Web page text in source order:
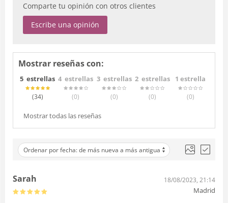
Comparte tu opinión con otros clientes
Escribe una opinión
Mostrar reseñas con:
5 estrellas
(34)
4 estrellas
(0)
3 estrellas
(0)
2 estrellas
(0)
1 estrella
(0)
Mostrar todas las reseñas
Ordenar por fecha: de más nueva a más antigua
Sarah 18/08/2023, 21:14
Madrid